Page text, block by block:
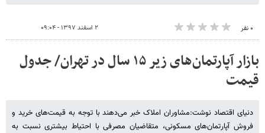
۰ نفر ۲ اسفند ۱۳۹۷ - ۰۹:۰۴
بازار آپارتمان‌های زیر ۱۵ سال در تهران/ جدول
قیمت
دنیای اقتصاد نوشت:مشاوران املاک خبر می‌دهند با توجه به قیمت‌های خرید و
فروش آپارتمان‌های مسکونی، متقاضیان مصرفی با احتیاط بیشتری نسبت به